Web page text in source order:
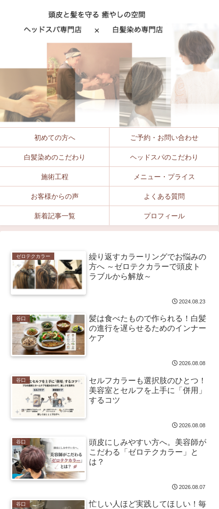
初めての方へ ご予約・お問い合わせ
白髪染めのこだわり ヘッドスパのこだわり
施術工程 メニュー・プライス
お客様からの声 よくある質問
新着記事一覧 プロフィール
ゼロテクカラー
繰り返すカラーリングでお悩みの
方へ ～ゼロテクカラーで頭皮ト
ラブルから解放～
2024.08.23
谷口
髪は食べたもので作られる！白髪
の進行を遅らせるためのインナー
ケア
2026.08.08
谷口
セルフカラーも選択肢のひとつ！
美容室とセルフを上手に「併用」
するコツ
2026.08.08
谷口
頭皮にしみやすい方へ。美容師が
こだわる「ゼロテクカラー」と
は？
2026.08.07
谷口
忙しい人ほど実践してほしい！毎